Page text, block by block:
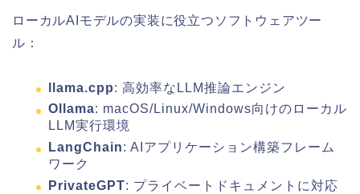
ローカルAIモデルの実装に役立つソフトウェアツー
ル：
llama.cpp: 高効率なLLM推論エンジン
Ollama: macOS/Linux/Windows向けのローカル
LLM実行環境
LangChain: AIアプリケーション構築フレーム
ワーク
PrivateGPT: プライベートドキュメントに対応